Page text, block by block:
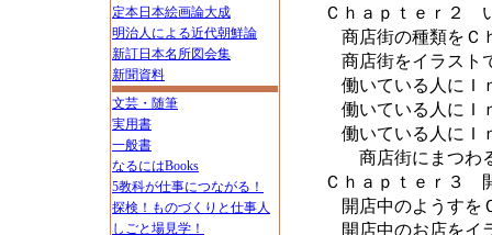
定本日本絵画論大成
明治人による近代朝鮮論
新訂日本名所図会集
新聞資料
文芸・随筆
実用書
一般書
なるにはBooks
5教科が仕事につながる！
探検！ものづくりと仕事人
しごと場見学！
Ｃｈａｐｔｅｒ２
商店街の種類をＣ
商店街をイラスト
働いている人にＩ
働いている人にＩ
働いている人にＩ
商店街にまつわ
Ｃｈａｐｔｅｒ３
開店中のようすを
開店中のお店をイ